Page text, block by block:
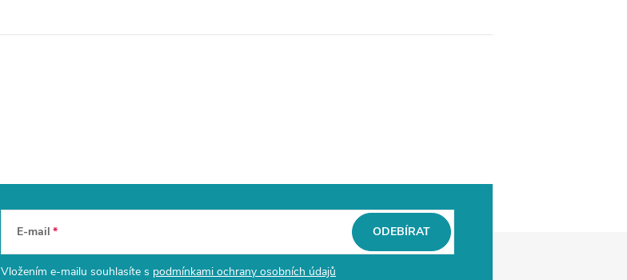
E-mail
Vložením e-mailu souhlasíte s podmínkami ochrany osobních údajů
ODEBÍRAT